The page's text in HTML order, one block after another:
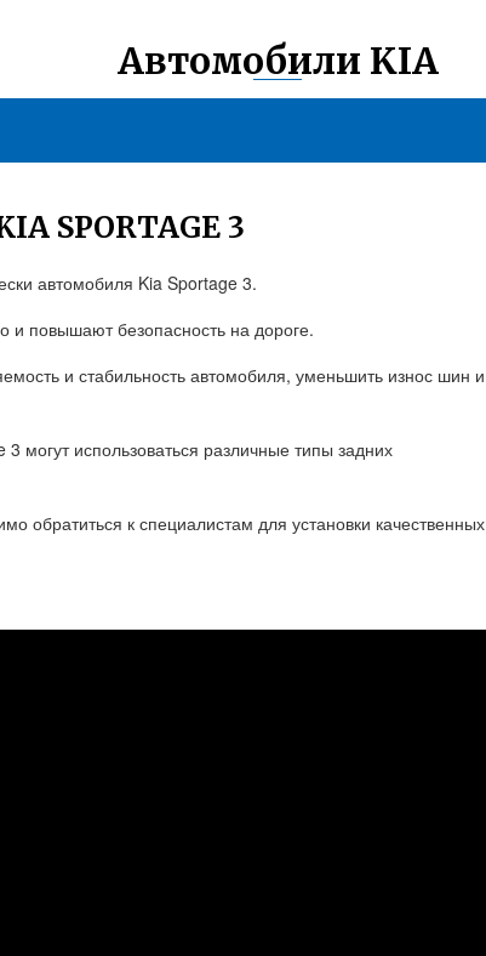
Автомобили KIA
SPORTAGE 3
автомобиля Kia Sportage 3.
и повышают безопасность на дороге.
и стабильность автомобиля, уменьшить износ шин и
могут использоваться различные типы задних
обратиться к специалистам для установки качественных